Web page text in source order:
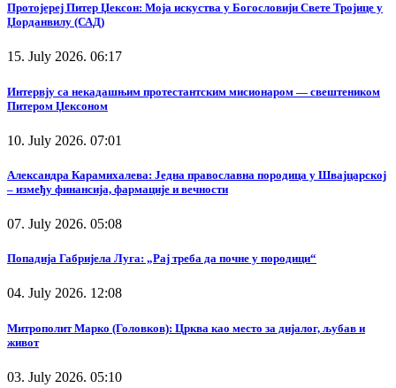
Протојереј Питер Џексон: Моја искуства у Богословији Свете Тројице у
Џорданвилу (САД)
15. July 2026. 06:17
Интервју са некадашњим протестантским мисионаром — свештеником
Питером Џексоном
10. July 2026. 07:01
Александра Карамихалева: Једна православна породица у Швајцарској
– између финансија, фармације и вечности
07. July 2026. 05:08
Попадија Габријела Луга: „Рај треба да почне у породици“
04. July 2026. 12:08
Митрополит Марко (Головков): Црква као место за дијалог, љубав и
живот
03. July 2026. 05:10